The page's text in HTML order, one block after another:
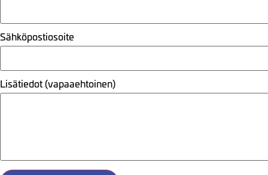
Sähköpostiosoite
Lisätiedot (vapaaehtoinen)